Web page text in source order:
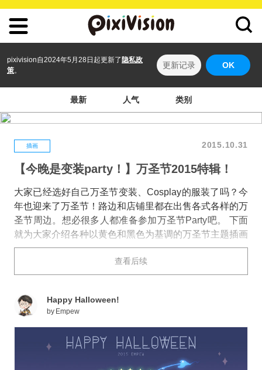
pixivision自2024年5月28日起更新了 隐私政
策。
更新记录 OK
最新 人气 类别
插画 2015.10.31
【今晚是变装party！】万圣节2015特辑！
大家已经选好自己万圣节变装、Cosplay的服装了吗？今
年也迎来了万圣节！路边和店铺里都在出售各式各样的万
圣节周边。想必很多人都准备参加万圣节Party吧。 下面
就为大家介绍各种以黄色和黑色为基调的万圣节主题插画
作品特辑，其中包括黄色的南瓜“Jack o'lantern”、可爱的
查看后续
Happy Halloween!
by Empew